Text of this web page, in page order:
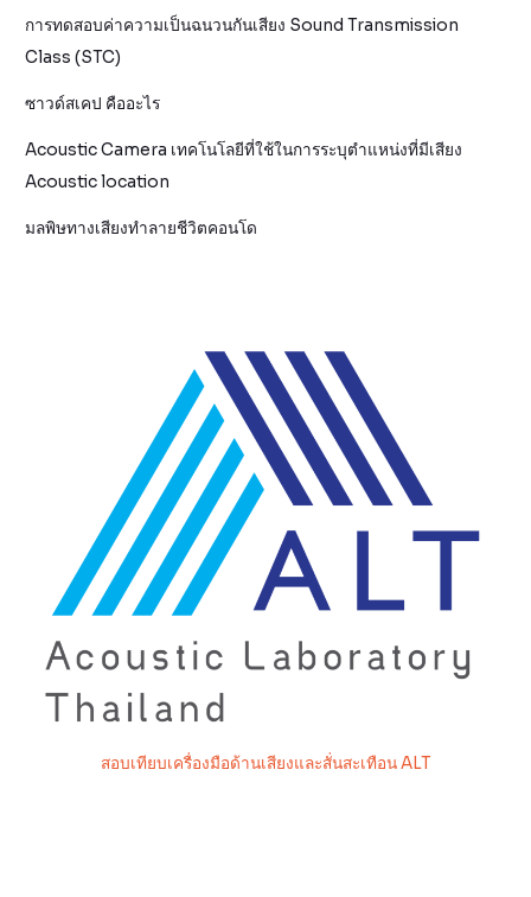
การทดสอบค่าความเป็นฉนวนกันเสียง Sound Transmission
Class (STC)
ซาวด์สเคป คืออะไร
Acoustic Camera เทคโนโลยีที่ใช้ในการระบุตำแหน่งที่มีเสียง
Acoustic location
มลพิษทางเสียงทำลายชีวิตคอนโด
สอบเทียบเครื่องมือด้านเสียงและสั่นสะเทือน ALT